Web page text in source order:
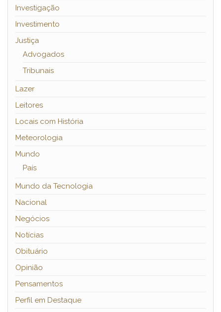
Investigação
Investimento
Justiça
Advogados
Tribunais
Lazer
Leitores
Locais com História
Meteorologia
Mundo
País
Mundo da Tecnologia
Nacional
Negócios
Notícias
Obituário
Opinião
Pensamentos
Perfil em Destaque